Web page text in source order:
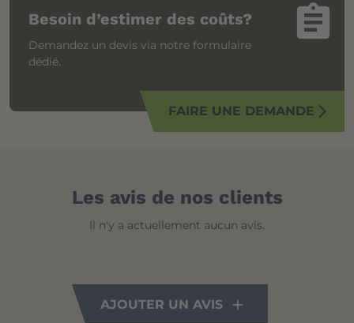
assignment
Besoin d’estimer des coûts?
Demandez un devis via notre formulaire
dédié.
FAIRE UNE DEMANDE arrow_forward_ios
Les avis de nos clients
Il n'y a actuellement aucun avis.
AJOUTER UN AVIS